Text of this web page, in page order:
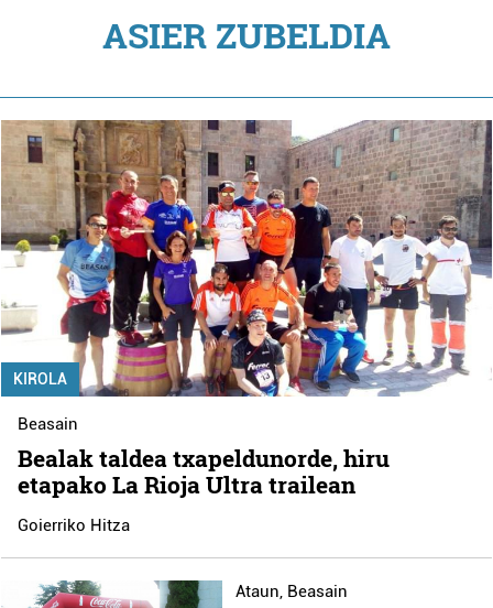
ASIER ZUBELDIA
KIROLA
Beasain
Bealak taldea txapeldunorde, hiru
etapako La Rioja Ultra trailean
Goierriko Hitza
Ataun, Beasain